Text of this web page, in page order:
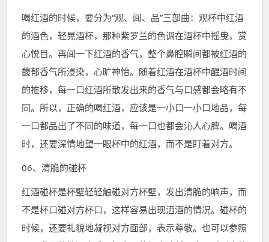
喝红酒的时候，要分为“观、闻、品”三部曲： 观杯中红酒
的酒色，轻晃酒杯，那种紫罗兰的色调在酒杯中摇曳，赏
心悦目。再闻一下红酒的香气，整个鼻腔瞬间都被红酒的
馥郁香气所浸染，心旷神怡。随着红酒在酒杯中醒酒时间
的推移，每一口红酒所散发出来的香气与口感都会略有不
同。所以，正确的喝红酒，应该是一小口一小口地品，每
一口都品出了不同的味道，每一口也都会沁人心脾。喝酒
时，还要深情地望一眼杯中的红酒，而不是盯着对方。
06、清脆的碰杯
红酒碰杯是杯壁轻轻触碰对方杯壁，发出清脆的响声，而
不是杯口碰对方杯口，这样容易出现洒酒的情况。碰杯的
时候，还要礼貌地凝视对方面部，表示尊敬。也可以参照